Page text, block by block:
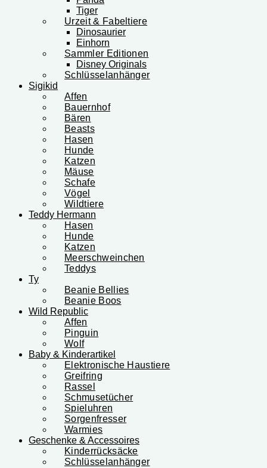
Tiger
Urzeit & Fabeltiere
Dinosaurier
Einhorn
Sammler Editionen
Disney Originals
Schlüsselanhänger
Sigikid
Affen
Bauernhof
Bären
Beasts
Hasen
Hunde
Katzen
Mäuse
Schafe
Vögel
Wildtiere
Teddy Hermann
Hasen
Hunde
Katzen
Meerschweinchen
Teddys
Ty
Beanie Bellies
Beanie Boos
Wild Republic
Affen
Pinguin
Wolf
Baby & Kinderartikel
Elektronische Haustiere
Greifring
Rassel
Schmusetücher
Spieluhren
Sorgenfresser
Warmies
Geschenke & Accessoires
Kinderrücksäcke
Schlüsselanhänger